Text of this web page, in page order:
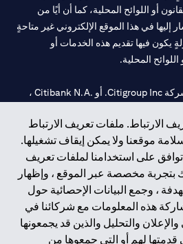
الارتباط. ملفات تعريف الارتباط
موقعنا ولا يمكن إيقاف تشغيلها.
على استخدامنا لملفات تعريف
بتجربة مخصصة عبر الموقع ، وإظهار
، وجمع البيانات الإحصائية حول
هذه المعلومات مع شركائنا في
والتحليل والذين قد يجمعونها
قدمتها لهم أو التي جمعوها من
أو اللوائح المحلية، كما أن أيًا من
إليها في هذا الموقع الإلكتروني غير متاحةٍ
يكون فيها تقديم هذه الخدمات أو
المحلية.
سيتي بنك هي علامة خدمة لشركة Citigroup Inc. أو .Citibank N.A ،
مسجل لدى مصرف الإمارات المركزي تحت
أرقام التراخيص 202563 لفرع الوصل في دبي، 531989 لفرع مول
CN-لفرع أبوظبي. هاتف: 4000 311 04.
العربية المتحدة مرخص من مصرف
كفرع لبنك أجنبي.
المتحدة مرخص من هيئة الأوراق المالية
والسلع في الإمارات العربية المتحدة ("SCA") للقيام بالنشاط المالي لـ أ)